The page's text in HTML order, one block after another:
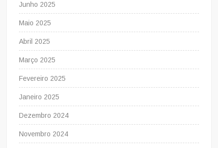
Junho 2025
Maio 2025
Abril 2025
Março 2025
Fevereiro 2025
Janeiro 2025
Dezembro 2024
Novembro 2024